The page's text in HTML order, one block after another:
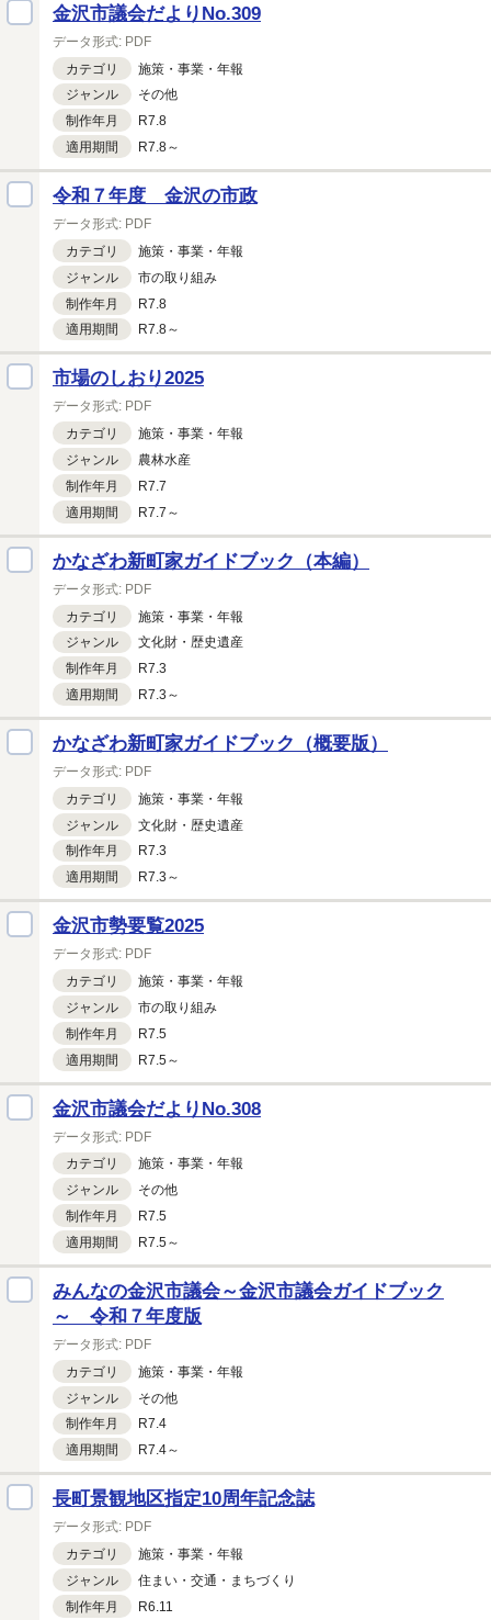
金沢市議会だよりNo.309
データ形式: PDF
カテゴリ
施策・ 事業・ 年報
ジャンル
その他
制作年月
R7.8
適用期間
R7.8～
令和７年度 金沢の市政
データ形式: PDF
カテゴリ
施策・ 事業・ 年報
ジャンル
市の取り組み
制作年月
R7.8
適用期間
R7.8～
市場のしおり2025
データ形式: PDF
カテゴリ
施策・ 事業・ 年報
ジャンル
農林水産
制作年月
R7.7
適用期間
R7.7～
かなざわ新町家ガイドブック（本編）
データ形式: PDF
カテゴリ
施策・ 事業・ 年報
ジャンル
文化財・ 歴史遺産
制作年月
R7.3
適用期間
R7.3～
かなざわ新町家ガイドブック（概要版）
データ形式: PDF
カテゴリ
施策・ 事業・ 年報
ジャンル
文化財・ 歴史遺産
制作年月
R7.3
適用期間
R7.3～
金沢市勢要覧2025
データ形式: PDF
カテゴリ
施策・ 事業・ 年報
ジャンル
市の取り組み
制作年月
R7.5
適用期間
R7.5～
金沢市議会だよりNo.308
データ形式: PDF
カテゴリ
施策・ 事業・ 年報
ジャンル
その他
制作年月
R7.5
適用期間
R7.5～
みんなの金沢市議会～金沢市議会ガイドブック
～ 令和７年度版
データ形式: PDF
カテゴリ
施策・ 事業・ 年報
ジャンル
その他
制作年月
R7.4
適用期間
R7.4～
長町景観地区指定10周年記念誌
データ形式: PDF
カテゴリ
施策・ 事業・ 年報
ジャンル
住まい・ 交通・ まちづくり
制作年月
R6.11